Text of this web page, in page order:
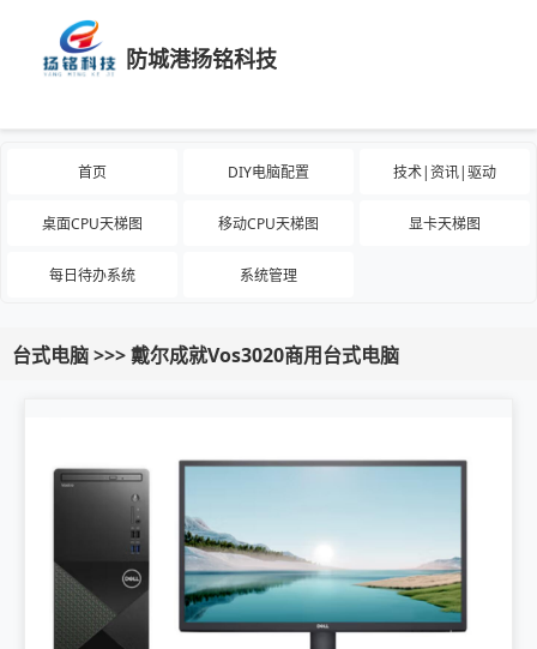
防城港扬铭科技
首页 DIY电脑配置 技术|资讯|驱动
桌面CPU天梯图 移动CPU天梯图 显卡天梯图
每日待办系统 系统管理
台式电脑 >>> 戴尔成就Vos3020商用台式电脑